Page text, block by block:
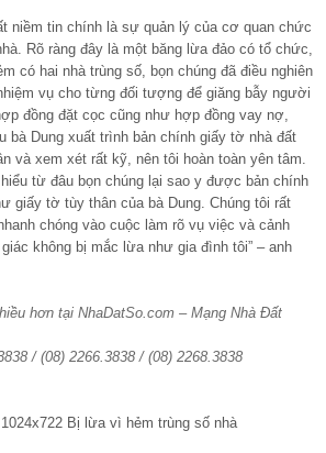
niềm tin chính là sự quản lý của cơ quan chức
Rõ ràng đây là một băng lừa đảo có tổ chức,
có hai nhà trùng số, bọn chúng đã điều nghiên
vụ cho từng đối tượng để giăng bẫy người
đồng đặt cọc cũng như hợp đồng vay nợ,
bà Dung xuất trình bản chính giấy tờ nhà đất
và xem xét rất kỹ, nên tôi hoàn toàn yên tâm.
từ đâu bọn chúng lại sao y được bản chính
giấy tờ tùy thân của bà Dung. Chúng tôi rất
chóng vào cuộc làm rõ vụ việc và cảnh
không bị mắc lừa như gia đình tôi” – anh
hơn tại NhaDatSo.com – Mạng Nhà Đất
/ (08) 2266.3838 / (08) 2268.3838